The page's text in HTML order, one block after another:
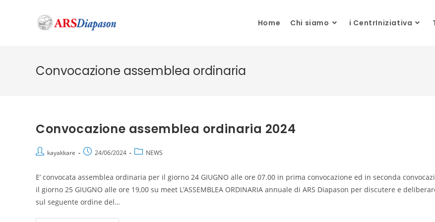
Home Chi siamo i CentrIniziativa
Convocazione assemblea ordinaria
Convocazione assemblea ordinaria 2024
kayakkare 24/06/2024 NEWS
E’ convocata assemblea ordinaria per il giorno 24 GIUGNO alle ore 07.00 in prima convocazione ed in seconda
il giorno 25 GIUGNO alle ore 19,00 su meet L’ASSEMBLEA ORDINARIA annuale di ARS Diapason per discutere e
sul seguente ordine del…